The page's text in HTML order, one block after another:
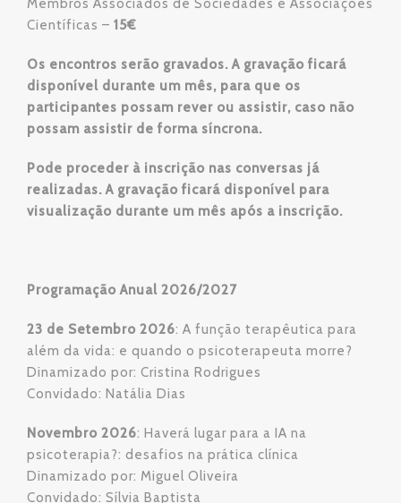
Membros Associados de Sociedades e Associações
Científicas – 15€
Os encontros serão gravados. A gravação ficará
disponível durante um mês, para que os
participantes possam rever ou assistir, caso não
possam assistir de forma síncrona.
Pode proceder à inscrição nas conversas já
realizadas. A gravação ficará disponível para
visualização durante um mês após a inscrição.
Programação Anual 2026/2027
23 de Setembro 2026: A função terapêutica para
além da vida: e quando o psicoterapeuta morre?
Dinamizado por: Cristina Rodrigues
Convidado: Natália Dias
Novembro 2026: Haverá lugar para a IA na
psicoterapia?: desafios na prática clínica
Dinamizado por: Miguel Oliveira
Convidado: Sílvia Baptista